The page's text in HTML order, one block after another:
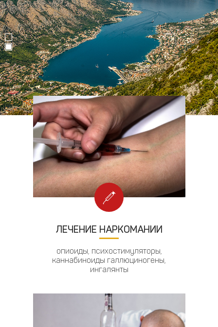
ЛЕЧЕНИЕ НАРКОМАНИИ
опиоиды, психостимуляторы,
каннабиноиды галлюциногены,
ингалянты